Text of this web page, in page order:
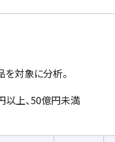
対象に分析。
上、50億円未満